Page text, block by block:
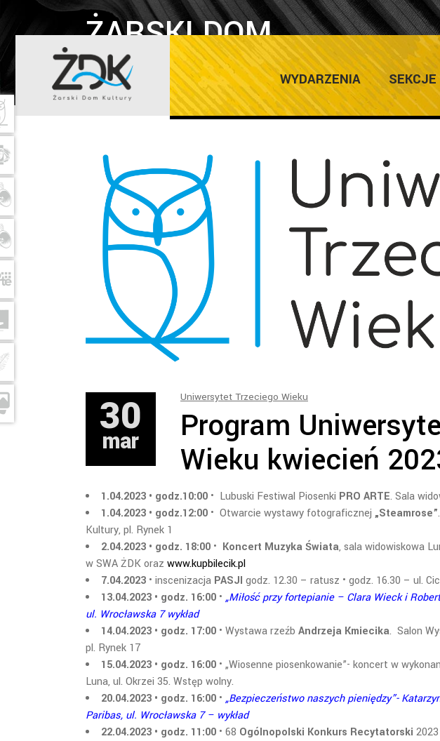
WYDARZENIA SEKCJE
ŻARSKI DOM
KULTURY
Home
30
mar
Uniwersytet Trzeciego Wieku
Program
Wieku kwiecień
1.04.2023 • godz.10:00 • Lubuski Festiwal Piosenki PRO ARTE. Sala
1.04.2023 • godz.12:00 • Otwarcie wystawy fotograficznej „Steamrose”
Kultury, pl. Rynek 1
2.04.2023 • godz. 18:00 • Koncert Muzyka Świata, sala widowiskowa
w SWA ŻDK oraz www.kupbilecik.pl
7.04.2023 • inscenizacja PASJI godz. 12.30 – ratusz • godz. 16.30 – ul.
13.04.2023 • godz. 16:00 • „Miłość przy fortepianie – Clara Wieck i
ul. Wrocławska 7 wykład
14.04.2023 • godz. 17:00 • Wystawa rzeźb Andrzeja Kmiecika. Salon
pl. Rynek 17
15.04.2023 • godz. 16:00 • „Wiosenne piosenkowanie”- koncert w
Luna, ul. Okrzei 35. Wstęp wolny.
20.04.2023 • godz. 16:00 • „Bezpieczeństwo naszych pieniędzy”-
Paribas, ul. Wrocławska 7 – wykład
22.04.2023 • godz. 11:00 • 68 Ogólnopolski Konkurs Recytatorski